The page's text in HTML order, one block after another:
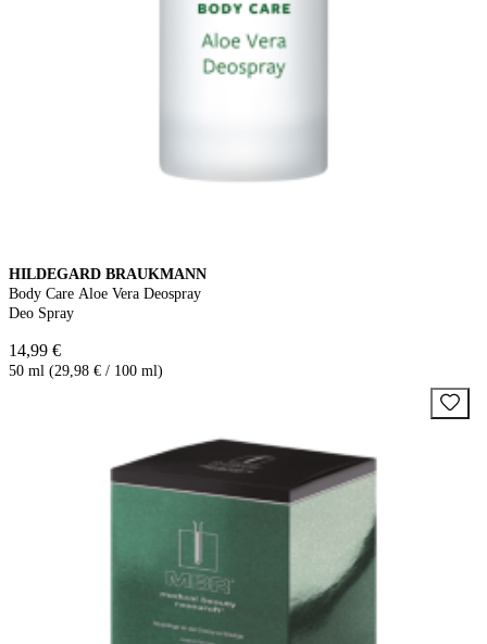
HILDEGARD BRAUKMANN
Body Care Aloe Vera Deospray
Deo Spray
14,99 €
50 ml (29,98 € / 100 ml)